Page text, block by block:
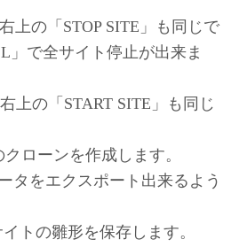
の「STOP SITE」も同じで
」で全サイト停止が出来ま
の「START SITE」も同じ
ローンを作成します。
タをエクスポート出来るよう
トの雛形を保存します。